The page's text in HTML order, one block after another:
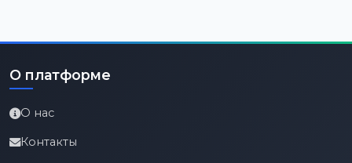
О платформе
О нас
Контакты